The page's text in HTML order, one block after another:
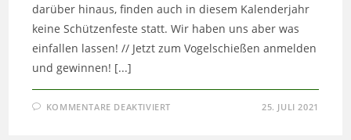
darüber hinaus, finden auch in diesem Kalenderjahr
keine Schützenfeste statt. Wir haben uns aber was
einfallen lassen! // Jetzt zum Vogelschießen anmelden
und gewinnen! [...]
KOMMENTARE DEAKTIVIERT
ALTERNATIVPROGRAMM
25. JULI 2021